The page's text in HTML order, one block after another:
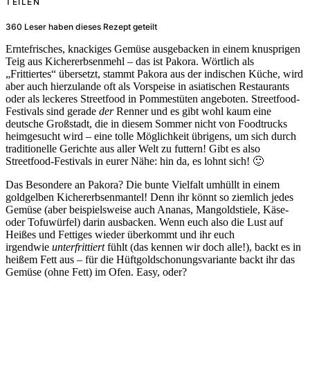
360 Leser haben dieses Rezept geteilt
Erntefrisches, knackiges Gemüse ausgebacken in einem knusprigen
Teig aus Kichererbsenmehl – das ist Pakora. Wörtlich als
„Frittiertes“ übersetzt, stammt Pakora aus der indischen Küche, wird
aber auch hierzulande oft als Vorspeise in asiatischen Restaurants
oder als leckeres Streetfood in Pommestüten angeboten. Streetfood-
Festivals sind gerade derRenner und es gibt wohl kaum eine
deutsche Großstadt, die in diesem Sommer nicht von Foodtrucks
heimgesucht wird – eine tolle Möglichkeit übrigens, um sich durch
traditionelle Gerichte aus aller Welt zu futtern! Gibt es also
Streetfood-Festivals in eurer Nähe: hin da, es lohnt sich! 🙂
Das Besondere an Pakora? Die bunte Vielfalt umhüllt in einem
goldgelben Kichererbsenmantel! Denn ihr könnt so ziemlich jedes
Gemüse (aber beispielsweise auch Ananas, Mangoldstiele, Käse-
oder Tofuwürfel) darin ausbacken. Wenn euch also die Lust auf
Heißes und Fettiges wieder überkommt und ihr euch
irgendwie unterfrittiertfühlt (das kennen wir doch alle!), backt es in
heißem Fett aus – für die Hüftgoldschonungsvariante backt ihr das
Gemüse (ohne Fett) im Ofen. Easy, oder?